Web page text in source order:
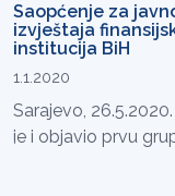
Saopćenje za
izvještaja
institucija BiH
1.1.2020
Sarajevo,
je i objavio prvu